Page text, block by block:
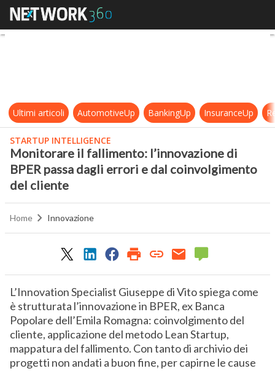
Monitorare il fallimento:
Ultimi articoli AutomotiveUp BankingUp InsuranceUp
STARTUP INTELLIGENCE
Monitorare il fallimento: l’innovazione di
BPER passa dagli errori e dal coinvolgimento
del cliente
Home Innovazione
L’Innovation Specialist Giuseppe di Vito spiega come
è strutturata l’innovazione in BPER, ex Banca
Popolare dell’Emila Romagna: coinvolgimento del
cliente, applicazione del metodo Lean Startup,
mappatura del fallimento. Con tanto di archivio dei
progetti non andati a buon fine, per capirne le cause